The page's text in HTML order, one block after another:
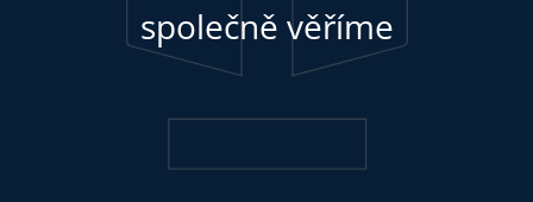
společně věříme